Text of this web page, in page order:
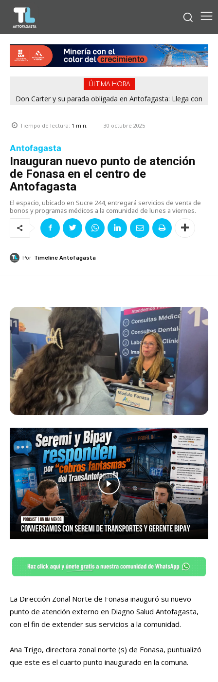
ÚLTIMA HORA
Don Carter y su parada obligada en Antofagasta: Llega con
Tiempo de lectura: 1 min. 30 octubre 2025
Antofagasta
Inauguran nuevo punto de atención
de Fonasa en el centro de
Antofagasta
El espacio, ubicado en Sucre 244, entregará servicios de venta de
bonos y programas médicos a la comunidad de lunes a viernes.
Por Timeline Antofagasta
La Dirección Zonal Norte de Fonasa inauguró su nuevo
punto de atención externo en Diagno Salud Antofagasta,
con el fin de extender sus servicios a la comunidad.
Ana Trigo, directora zonal norte (s) de Fonasa, puntualizó
que este es el cuarto punto inaugurado en la comuna.